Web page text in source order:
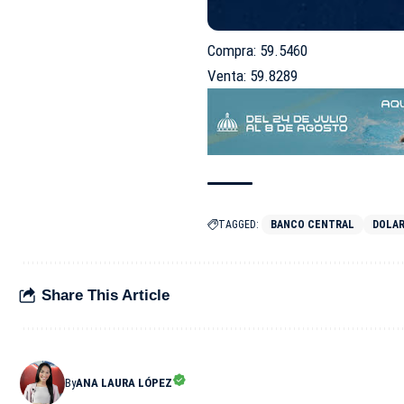
Compra: 59.5460
Venta: 59.8289
TAGGED: BANCO CENTRAL
Share This Article
ByANA LAURA LÓPEZ